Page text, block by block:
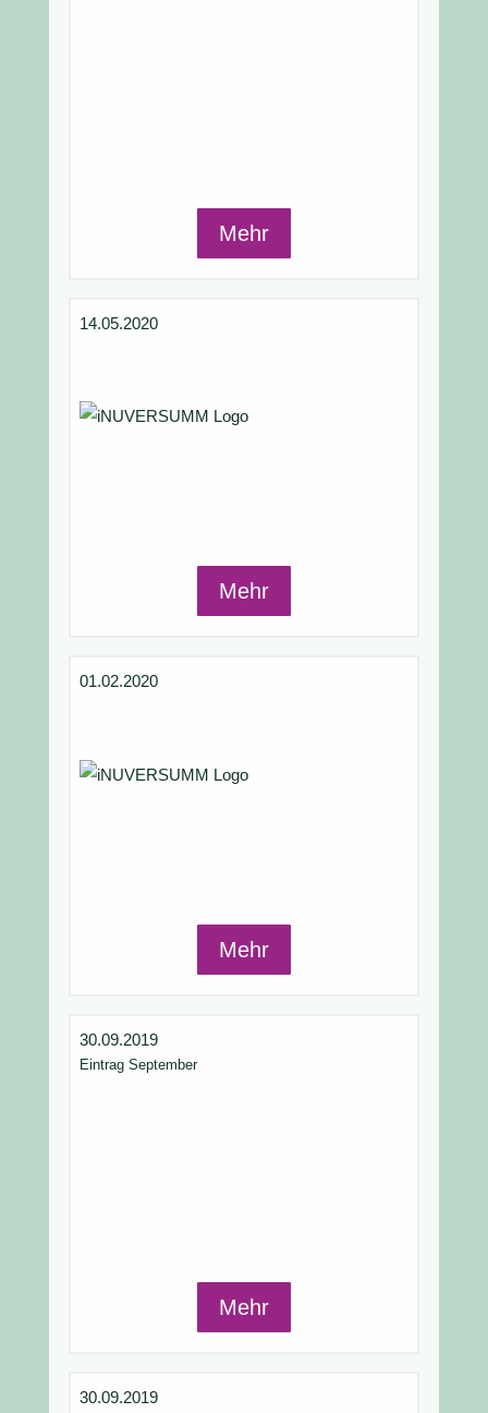
Mehr
14.05.2020
Mehr
01.02.2020
Mehr
30.09.2019
Eintrag September
Mehr
30.09.2019